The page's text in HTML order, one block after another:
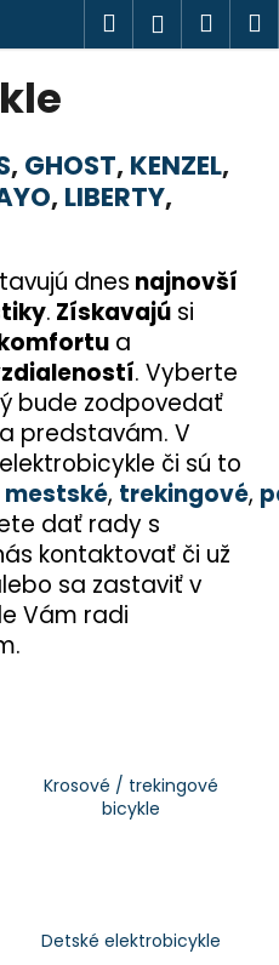
Hľadať
, GHOST, KENZEL,
, LIBERTY,
dnes najnovší
. Získavajú si
a
. Vyberte
bude zodpovedať
predstavám. V
či sú to
mestské, trekingové,
dať rady s
kontaktovať či už
sa zastaviť v
Vám radi
Krosové / trekingové
bicykle
Detské elektrobicykle